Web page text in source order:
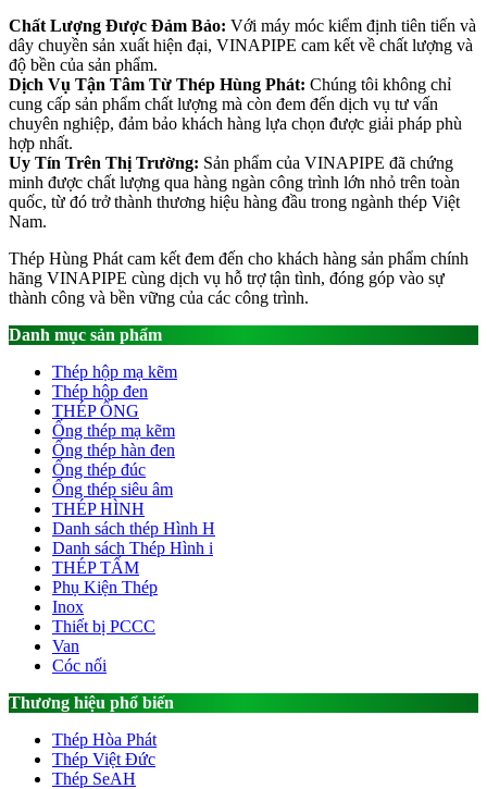
Chất Lượng Được Đảm Bảo: Với máy móc kiểm định tiên tiến và
dây chuyền sản xuất hiện đại, VINAPIPE cam kết về chất lượng và
độ bền của sản phẩm.
Dịch Vụ Tận Tâm Từ Thép Hùng Phát: Chúng tôi không chỉ
cung cấp sản phẩm chất lượng mà còn đem đến dịch vụ tư vấn
chuyên nghiệp, đảm bảo khách hàng lựa chọn được giải pháp phù
hợp nhất.
Uy Tín Trên Thị Trường: Sản phẩm của VINAPIPE đã chứng
minh được chất lượng qua hàng ngàn công trình lớn nhỏ trên toàn
quốc, từ đó trở thành thương hiệu hàng đầu trong ngành thép Việt
Nam.
Thép Hùng Phát cam kết đem đến cho khách hàng sản phẩm chính
hãng VINAPIPE cùng dịch vụ hỗ trợ tận tình, đóng góp vào sự
thành công và bền vững của các công trình.
Danh mục sản phẩm
Thép hộp mạ kẽm
Thép hộp đen
THÉP ỐNG
Ống thép mạ kẽm
Ống thép hàn đen
Ống thép đúc
Ống thép siêu âm
THÉP HÌNH
Danh sách thép Hình H
Danh sách Thép Hình i
THÉP TẤM
Phụ Kiện Thép
Inox
Thiết bị PCCC
Van
Cóc nối
Thương hiệu phổ biến
Thép Hòa Phát
Thép Việt Đức
Thép SeAH